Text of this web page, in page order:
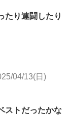
たり連闘したり
04/13(日)
ストだったかな